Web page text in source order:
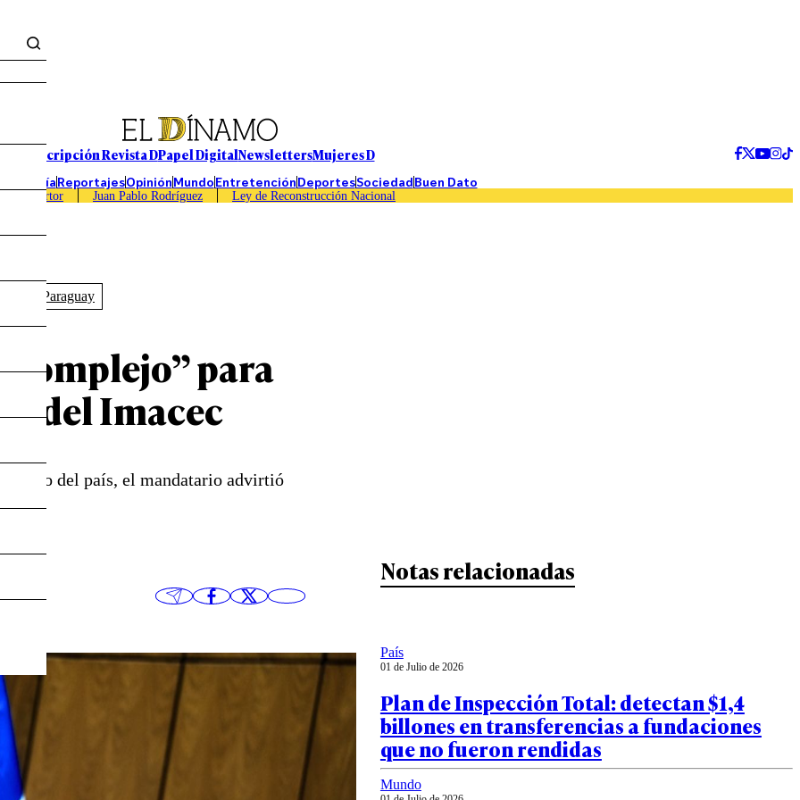
Suscripción Revista DPapel DigitalNewslettersMujeres D
EconomíaReportajesOpiniónMundoEntretenciónDeportesSociedadBuen Dato
Caso Sartor Juan Pablo Rodríguez Ley de Reconstrucción Nacional
#Paraguay
complejo” para
del Imacec
del país, el mandatario advirtió
Notas relacionadas
País
01 de Julio de 2026
Plan de Inspección Total: detectan $1,4
billones en transferencias a fundaciones
que no fueron rendidas
Mundo